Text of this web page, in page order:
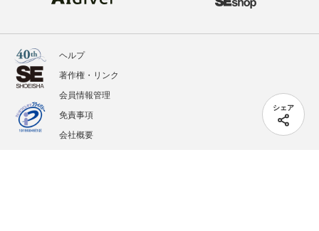
シェア
ヘルプ
著作権・リンク
会員情報管理
免責事項
会社概要